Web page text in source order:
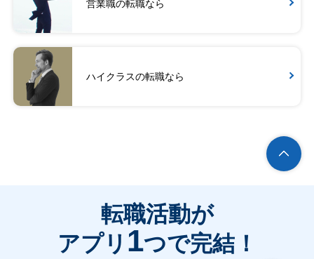
営業職の転職なら
ハイクラスの転職なら
転職活動が
アプリ 1つで完結！